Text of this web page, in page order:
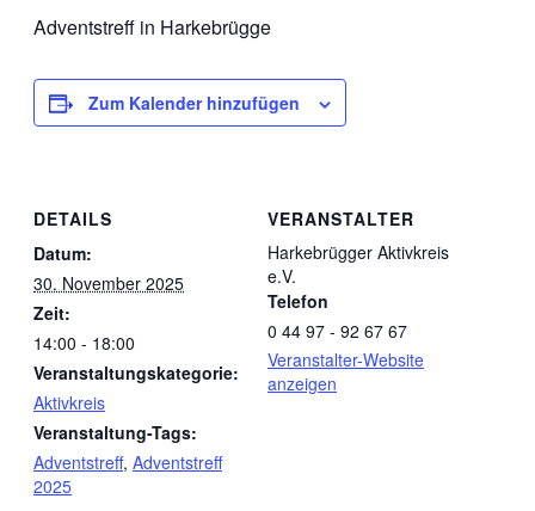
Adventstreff in Harkebrügge
Zum Kalender hinzufügen
DETAILS
Datum:
30. November 2025
Zeit:
14:00 - 18:00
Veranstaltungskategorie:
Aktivkreis
Veranstaltung-Tags:
Adventstreff, Adventstreff
2025
VERANSTALTER
Harkebrügger Aktivkreis
e.V.
Telefon
0 44 97 - 92 67 67
Veranstalter-Website
anzeigen